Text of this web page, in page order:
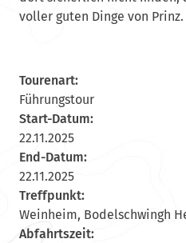
voller guten Dinge von Prinz.
Tourenart:
Führungstour
Start-Datum:
22.11.2025
End-Datum:
22.11.2025
Treffpunkt:
Weinheim, Bodelschwingh
Abfahrtszeit: